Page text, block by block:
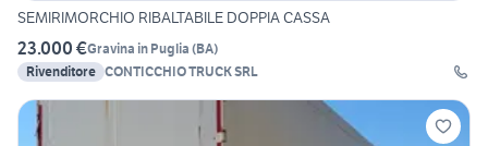
SEMIRIMORCHIO RIBALTABILE DOPPIA CASSA
23.000 €Gravina in Puglia (BA)
Rivenditore CONTICCHIO TRUCK SRL